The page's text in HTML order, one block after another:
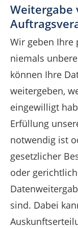
Weitergabe
Wir geben Ihre
niemals
können Ihre
weitergeben,
eingewilligt
Erfüllung
notwendig ist
gesetzlicher
oder
sind. Dabei